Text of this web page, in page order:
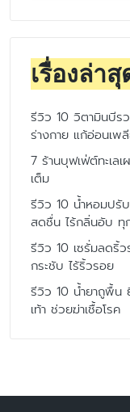
เรื่องล่าสุ
รีวิว 10 วิตามินบีร
ร่างกาย แก้อ่อนเพ
7 ร้านบุฟเฟ่ต์ทะเล
เต็ม
รีวิว 10 น้ำหอมปรั
สดชื่น ไร้กลิ่นอับ ทุ
รีวิว 10 เซรั่มลดริ้
กระชับ ไร้ริ้วรอย
รีวิว 10 น้ำยาถูพื้น
เท้า ช่วยฆ่าเชื้อโรค